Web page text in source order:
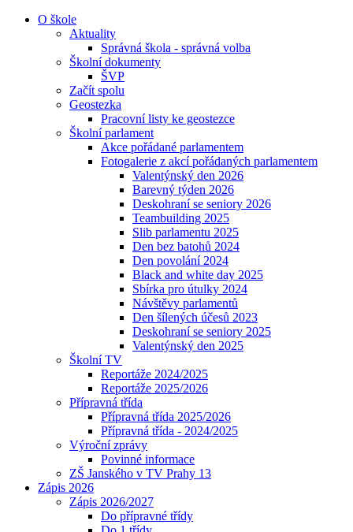
O škole
Aktuality
Správná škola - správná volba
Školní dokumenty
ŠVP
Začít spolu
Geostezka
Pracovní listy ke geostezce
Školní parlament
Akce pořádané parlamentem
Fotogalerie z akcí pořádaných parlamentem
Valentýnský den 2026
Barevný týden 2026
Deskohraní se seniory 2026
Teambuilding 2025
Slib parlamentu 2025
Den bez batohů 2024
Den povolání 2024
Black and white day 2025
Sbírka pro útulky 2024
Návštěvy parlamentů
Den šílených účesů 2023
Deskohraní se seniory 2025
Valentýnský den 2025
Školní TV
Reportáže 2024/2025
Reportáže 2025/2026
Přípravná třída
Přípravná třída 2025/2026
Přípravná třída - 2024/2025
Výroční zprávy
Povinné informace
ZŠ Janského v TV Prahy 13
Zápis 2026
Zápis 2026/2027
Do přípravné třídy